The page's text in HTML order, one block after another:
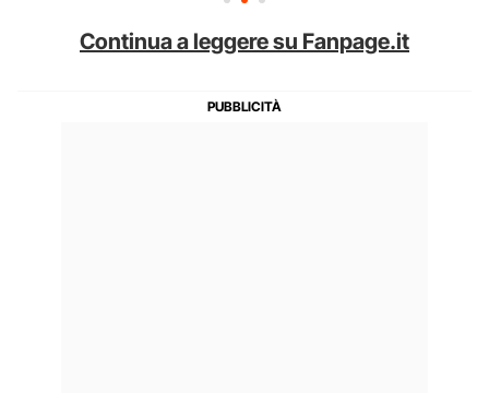
Continua a leggere su Fanpage.it